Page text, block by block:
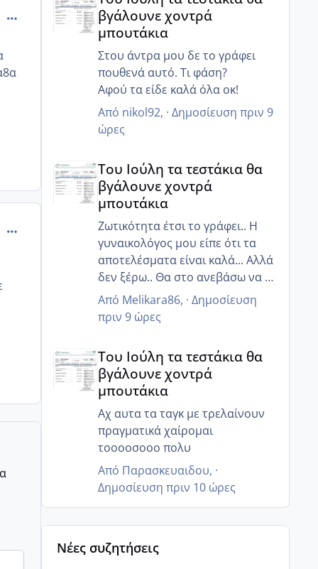
comment_608320
comment_608607
πήγα εχτές παράγγειλα και της
τούρτες τα έχω κανονίσει όλα
περιμένουν πως και πως 😂
βγάλουνε χοντρά
μπουτάκια
Στου άντρα μου δε το γράφει
πουθενά αυτό. Τι φάση?
Αφού τα είδε καλά όλα οκ!
Από nikol92, · Δημοσίευση πριν 9
ώρες
Του Ιούλη τα τεστάκια θα
βγάλουνε χοντρά
μπουτάκια
Ζωτικότητα έτσι το γράφει.. Η
γυναικολόγος μου είπε ότι τα
αποτελέσματα είναι καλά... Αλλά
δεν ξέρω.. Θα στο ανεβάσω να το
δεις κ εσύ
Από Melikara86, · Δημοσίευση
πριν 9 ώρες
Του Ιούλη τα τεστάκια θα
βγάλουνε χοντρά
μπουτάκια
Αχ αυτα τα ταγκ με τρελαίνουν
πραγματικά χαίρομαι
τοοοοσοοο πολυ
Από Παρασκευαιδου, ·
Δημοσίευση πριν 10 ώρες
Νέες συζητήσεις